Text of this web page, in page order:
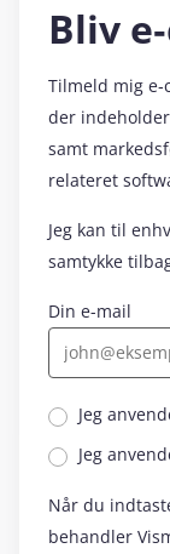
Bliv
Tilmeld mig
der
samt
relateret
Jeg kan til
samtykke
Din e-mail
Jeg
Jeg
Når du
behandler